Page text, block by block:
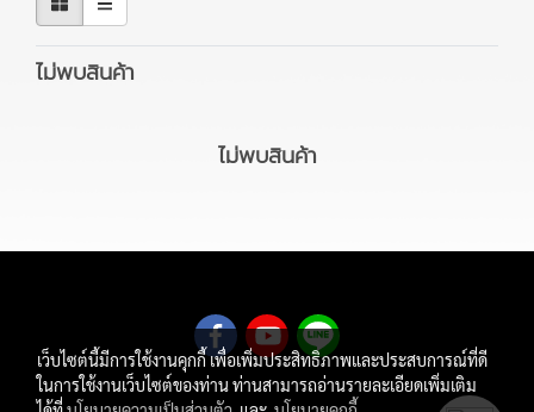
ไม่พบสินค้า
ไม่พบสินค้า
เว็บไซต์นี้มีการใช้งานคุกกี้ เพื่อเพิ่มประสิทธิภาพและประสบการณ์ที่ดี
ในการใช้งานเว็บไซต์ของท่าน ท่านสามารถอ่านรายละเอียดเพิ่มเติม